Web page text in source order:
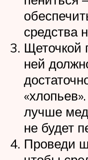
средства
Щеточкой
ней
лучше
не будет
Проведи